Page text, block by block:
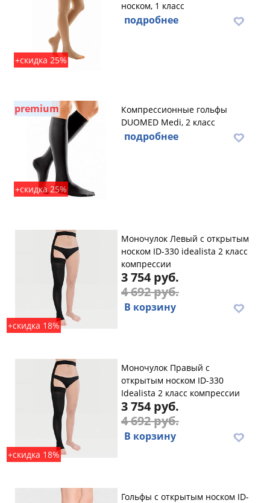
+скидка 25%
носком, 1 класс
подробнее
premium
+скидка 25%
Компрессионные гольфы
DUOMED Medi, 2 класс
подробнее
+скидка 18%
Моночулок Левый с открытым
носком ID-330 idealista 2 класс
компрессии
3 754 руб.
4 692 руб.
В корзину
+скидка 18%
Моночулок Правый с
открытым носком ID-330
Idealista 2 класс компрессии
3 754 руб.
4 692 руб.
В корзину
Гольфы с открытым носком ID-